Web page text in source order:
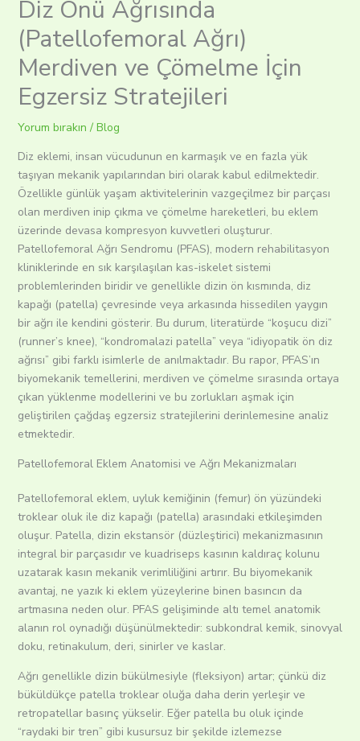
Diz Önü Ağrısında
(Patellofemoral Ağrı)
Merdiven ve Çömelme İçin
Egzersiz Stratejileri
Yorum bırakın / Blog
Diz eklemi, insan vücudunun en karmaşık ve en fazla yük
taşıyan mekanik yapılarından biri olarak kabul edilmektedir.
Özellikle günlük yaşam aktivitelerinin vazgeçilmez bir parçası
olan merdiven inip çıkma ve çömelme hareketleri, bu eklem
üzerinde devasa kompresyon kuvvetleri oluşturur.
Patellofemoral Ağrı Sendromu (PFAS), modern rehabilitasyon
kliniklerinde en sık karşılaşılan kas-iskelet sistemi
problemlerinden biridir ve genellikle dizin ön kısmında, diz
kapağı (patella) çevresinde veya arkasında hissedilen yaygın
bir ağrı ile kendini gösterir. Bu durum, literatürde “koşucu dizi”
(runner’s knee), “kondromalazi patella” veya “idiyopatik ön diz
ağrısı” gibi farklı isimlerle de anılmaktadır. Bu rapor, PFAS’ın
biyomekanik temellerini, merdiven ve çömelme sırasında ortaya
çıkan yüklenme modellerini ve bu zorlukları aşmak için
geliştirilen çağdaş egzersiz stratejilerini derinlemesine analiz
etmektedir.
Patellofemoral Eklem Anatomisi ve Ağrı Mekanizmaları
Patellofemoral eklem, uyluk kemiğinin (femur) ön yüzündeki
troklear oluk ile diz kapağı (patella) arasındaki etkileşimden
oluşur. Patella, dizin ekstansör (düzleştirici) mekanizmasının
integral bir parçasıdır ve kuadriseps kasının kaldıraç kolunu
uzatarak kasın mekanik verimliliğini artırır. Bu biyomekanik
avantaj, ne yazık ki eklem yüzeylerine binen basıncın da
artmasına neden olur. PFAS gelişiminde altı temel anatomik
alanın rol oynadığı düşünülmektedir: subkondral kemik, sinovyal
doku, retinakulum, deri, sinirler ve kaslar.
Ağrı genellikle dizin bükülmesiyle (fleksiyon) artar; çünkü diz
büküldükçe patella troklear oluğa daha derin yerleşir ve
retropatellar basınç yükselir. Eğer patella bu oluk içinde
“raydaki bir tren” gibi kusursuz bir şekilde izlemezse